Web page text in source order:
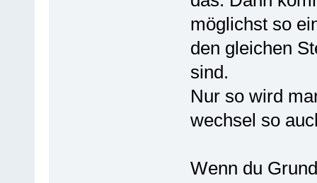
möglichst so
den gleichen
sind.
Nur so wird
wechsel so
Wenn du